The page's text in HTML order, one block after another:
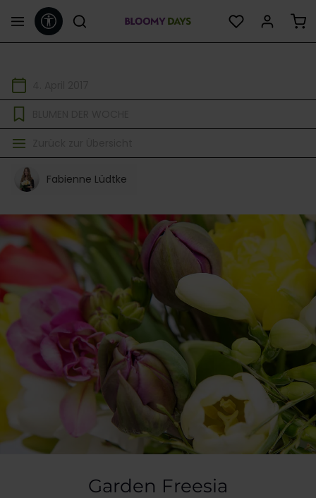
springenWerkzeugleiste anzeigen
Fabienne Lüdtke
Garden Freesia